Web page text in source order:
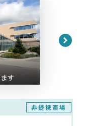
非提携斎場